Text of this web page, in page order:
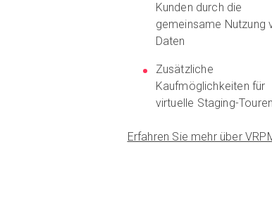
Kunden durch die
gemeinsame Nutzung
Daten
Zusätzliche
Kaufmöglichkeiten für
virtuelle Staging-Touren
Erfahren Sie mehr über